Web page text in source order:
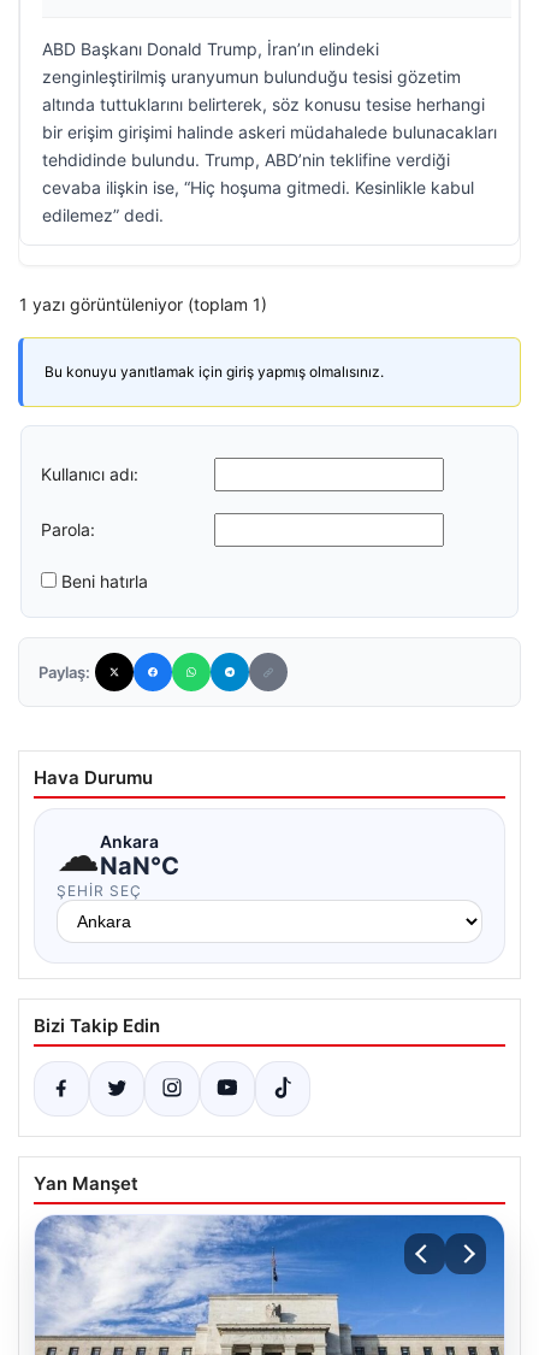
ABD Başkanı Donald Trump, İran’ın elindeki
zenginleştirilmiş uranyumun bulunduğu tesisi gözetim
altında tuttuklarını belirterek, söz konusu tesise herhangi
bir erişim girişimi halinde askeri müdahalede bulunacakları
tehdidinde bulundu. Trump, ABD’nin teklifine verdiği
cevaba ilişkin ise, “Hiç hoşuma gitmedi. Kesinlikle kabul
edilemez” dedi.
1 yazı görüntüleniyor (toplam 1)
Bu konuyu yanıtlamak için giriş yapmış olmalısınız.
Kullanıcı adı:
Parola:
Beni hatırla
Paylaş:
Hava Durumu
☁Ankara
NaN°C
ŞEHIR SEÇ
Bizi Takip Edin
Yan Manşet